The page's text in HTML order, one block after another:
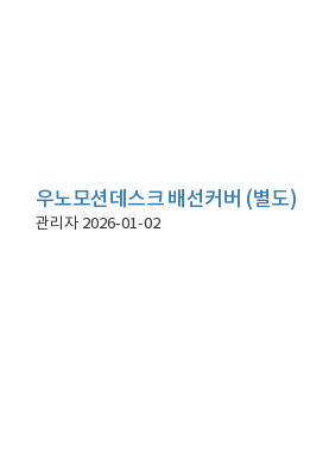
우노모션데스크 배선커버 (별도)
관리자 2026-01-02